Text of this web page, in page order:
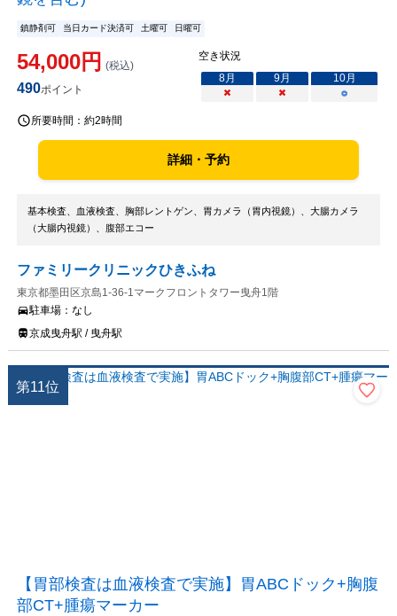
鎮静剤可 当日カード決済可 土曜可 日曜可
54,000円 (税込)
490ポイント
空き状況
8月 9月 10月
×
× ○
所要時間： 約2時間
詳細・予約
基本検査、血液検査、胸部レントゲン、胃カメラ（胃内視鏡）、大腸カメラ
（大腸内視鏡）、腹部エコー
ファミリークリニックひきふね
東京都墨田区京島1-36-1マークフロントタワー曳舟1階
駐車場： なし
京成曳舟駅 / 曳舟駅
第11位
【胃部検査は血液検査で実施】胃ABCドック+胸腹
部CT+腫瘍マーカー